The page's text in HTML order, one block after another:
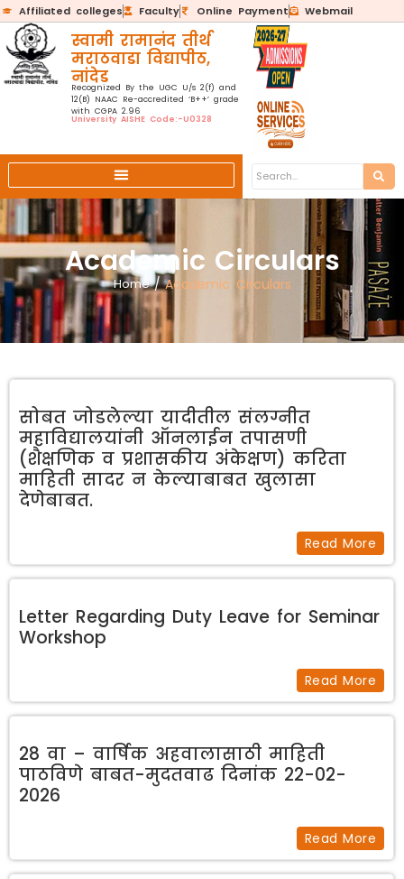
Affiliated colleges Faculty Online Payment Webmail
स्वामी रामानंद तीर्थ
मराठवाडा विद्यापीठ,
नांदेड
Recognized By the UGC U/s 2(f) and
12(B) NAAC Re-accredited ‘B++’ grade
with CGPA 2.96
University AISHE Code:-U0328
Academic Circulars
Home / Academic Circulars
सोबत जोडलेल्या यादीतील संलग्नीत
महाविद्यालयांनी ऑनलाईन तपासणी
(शैक्षणिक व प्रशासकीय अंकेक्षण) करिता
माहिती सादर न केल्याबाबत खुलासा
देणेबाबत.
Read More
Letter Regarding Duty Leave for Seminar
Workshop
Read More
28 वा – वार्षिक अहवालासाठी माहिती
पाठविणे बाबत-मुदतवाढ दिनांक 22-02-
2026
Read More